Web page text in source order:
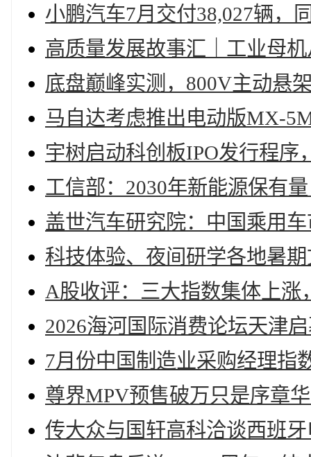
小鹏汽车7月交付38,027辆，
高质量发展故事汇｜工业母机
底盘巅峰实测，800V主动悬
马自达考虑推出电动版MX-
宇树启动科创板IPO发行程序
工信部：2030年新能源保有
盖世汽车研究院：中国乘用
科技体验、夜间研学各地暑
A股收评：三大指数集体上涨
2026海河国际消费论坛天津
7月份中国制造业采购经理指
尊界MPV预售破万只是序章
传大众与国轩高科洽谈西班